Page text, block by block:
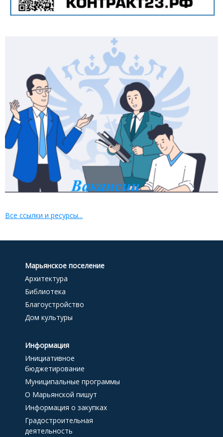
Все ссылки и ресурсы...
Марьянское поселение
Архитектура
Библиотека
Благоустройство
Дом культуры
Информация
Инициативное
бюджетирование
Муниципальные программы
О Марьянской пишут
Информация о закупках
Градостроительная
деятельность